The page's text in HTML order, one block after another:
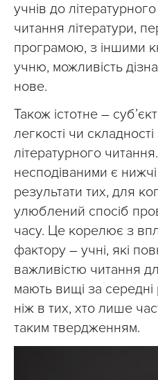
учнів до
читання літератури,
програмою, з іншими
учню, можливість
нове.
Також істотне –
легкості чи
літературного
несподіваними є
результати тих, для
улюблений спосіб
часу. Це корелює з
фактору – учні, які
важливістю читання
мають вищі за середні
ніж в тих, хто лише
таким твердженням.